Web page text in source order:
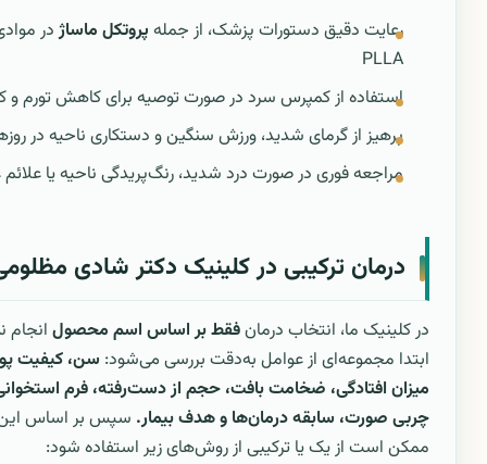
رعایت دقیق دستورات پزشک، از جمله پروتکل ماساژدر
PLLA
استفاده از کمپرس سرد در صورت توصیه برای کاهش تورم و
پرهیز از گرمای شدید، ورزش سنگین و دستکاری ناحیه در
مراجعه فوری در صورت درد شدید، رنگ‌پریدگی ناحیه یا علائم
درمان ترکیبی در کلینیک دکتر شادی
در کلینیک ما، انتخاب درمانفقط بر اساس اسم محصول
ابتدا مجموعه‌ای از عوامل به‌دقت بررسی می‌شود: سن، کیفیت
میزان افتادگی، ضخامت بافت، حجم از دست‌رفته، فرم
چربی صورت، سابقه درمان‌ها و هدف بیمار. سپس بر اساس این
ممکن است از یک یا ترکیبی از روش‌های زیر استفاده شود: